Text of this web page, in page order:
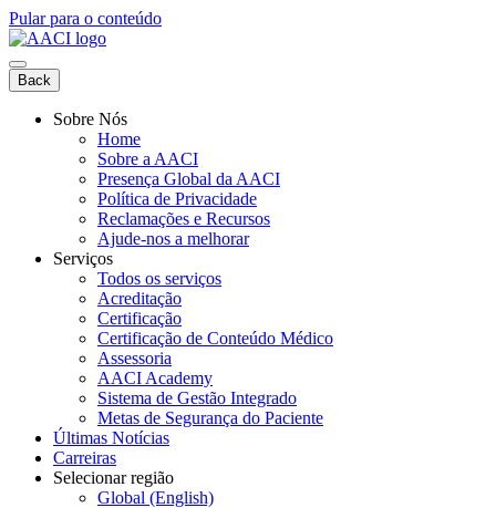
Pular para o conteúdo
Back
Sobre Nós
Home
Sobre a AACI
Presença Global da AACI
Política de Privacidade
Reclamações e Recursos
Ajude-nos a melhorar
Serviços
Todos os serviços
Acreditação
Certificação
Certificação de Conteúdo Médico
Assessoria
AACI Academy
Sistema de Gestão Integrado
Metas de Segurança do Paciente
Últimas Notícias
Carreiras
Selecionar região
Global (English)